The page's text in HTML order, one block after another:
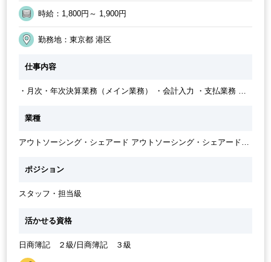
週数日OK（出勤日数相談可能） 勤務終了時間の相談OK
時給：1,800円～ 1,900円
勤務地：東京都 港区
仕事内容
・月次・年次決算業務（メイン業務） ・会計入力 ・支払業務 ・
業種
アウトソーシング・シェアード アウトソーシング・シェアードサ
ポジション
スタッフ・担当級
活かせる資格
日商簿記 ２級/日商簿記 ３級